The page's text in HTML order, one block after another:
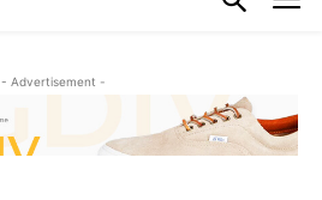
- Advertisement -